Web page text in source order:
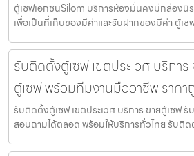
ตู้เซฟเอกชนSilom บริการห้องมั่นคงมีกล่องนิร
เพื่อเป็นที่เก็บของมีค่าและรับฝากของมีค่า ตู้เซ
รับติดตั้งตู้เซฟ เขตประเวศ บริกา
ตู้เซฟ พร้อมทีมงานมืออาชีพ ราคา
รับติดตั้งตู้เซฟ เขตประเวศ บริการ ขายตู้เซฟ
สอบถามได้ตลอด พร้อมให้บริการทั่วไทย รับติ